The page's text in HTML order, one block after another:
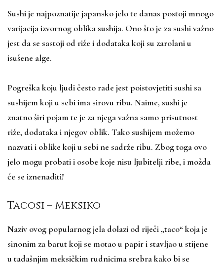
Sushi je najpoznatije japansko jelo te danas postoji mnogo
varijacija izvornog oblika sushija. Ono što je za sushi važno
jest da se sastoji od riže i dodataka koji su zarolani u
isušene alge.
Pogreška koju ljudi često rade jest poistovjetiti sushi sa
sushijem koji u sebi ima sirovu ribu. Naime, sushi je
znatno širi pojam te je za njega važna samo prisutnost
riže, dodataka i njegov oblik. Tako sushijem možemo
nazvati i oblike koji u sebi ne sadrže ribu. Zbog toga ovo
jelo mogu probati i osobe koje nisu ljubitelji ribe, i možda
će se iznenaditi!
Tacosi – Meksiko
Naziv ovog popularnog jela dolazi od riječi „taco“ koja je
sinonim za barut koji se motao u papir i stavljao u stijene
u tadašnjim meksičkim rudnicima srebra kako bi se